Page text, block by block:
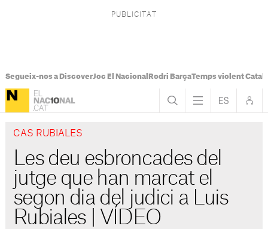
Segueix-nos a DiscoverJoc El Nacional Rodri BarçaTemps violent
CAS RUBIALES
Les deu esbroncades del
jutge que han marcat el
segon dia del judici a Luis
Rubiales | VÍDEO